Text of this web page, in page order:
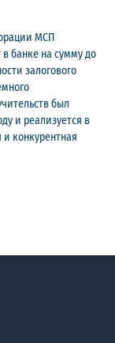
МСП
банке на сумму до
залогового
был
и реализуется в
конкурентная